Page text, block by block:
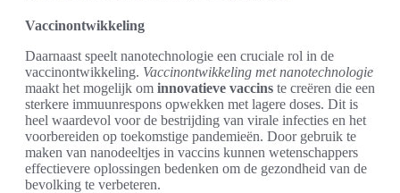
Vaccinontwikkeling
Daarnaast speelt nanotechnologie een cruciale rol in de
vaccinontwikkeling. Vaccinontwikkeling met nanotechnologie
maakt het mogelijk om innovatieve vaccins te creëren die een
sterkere immuunrespons opwekken met lagere doses. Dit is
heel waardevol voor de bestrijding van virale infecties en het
voorbereiden op toekomstige pandemieën. Door gebruik te
maken van nanodeeltjes in vaccins kunnen wetenschappers
effectievere oplossingen bedenken om de gezondheid van de
bevolking te verbeteren.